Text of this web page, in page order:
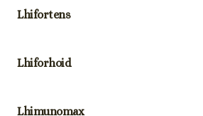
Lhifortens
Lhiforhoid
Lhimunomax